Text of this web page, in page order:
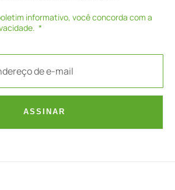
informativo, você concorda com a
.
ASSINAR